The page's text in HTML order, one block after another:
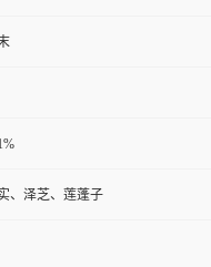
、泽芝、莲蓬子